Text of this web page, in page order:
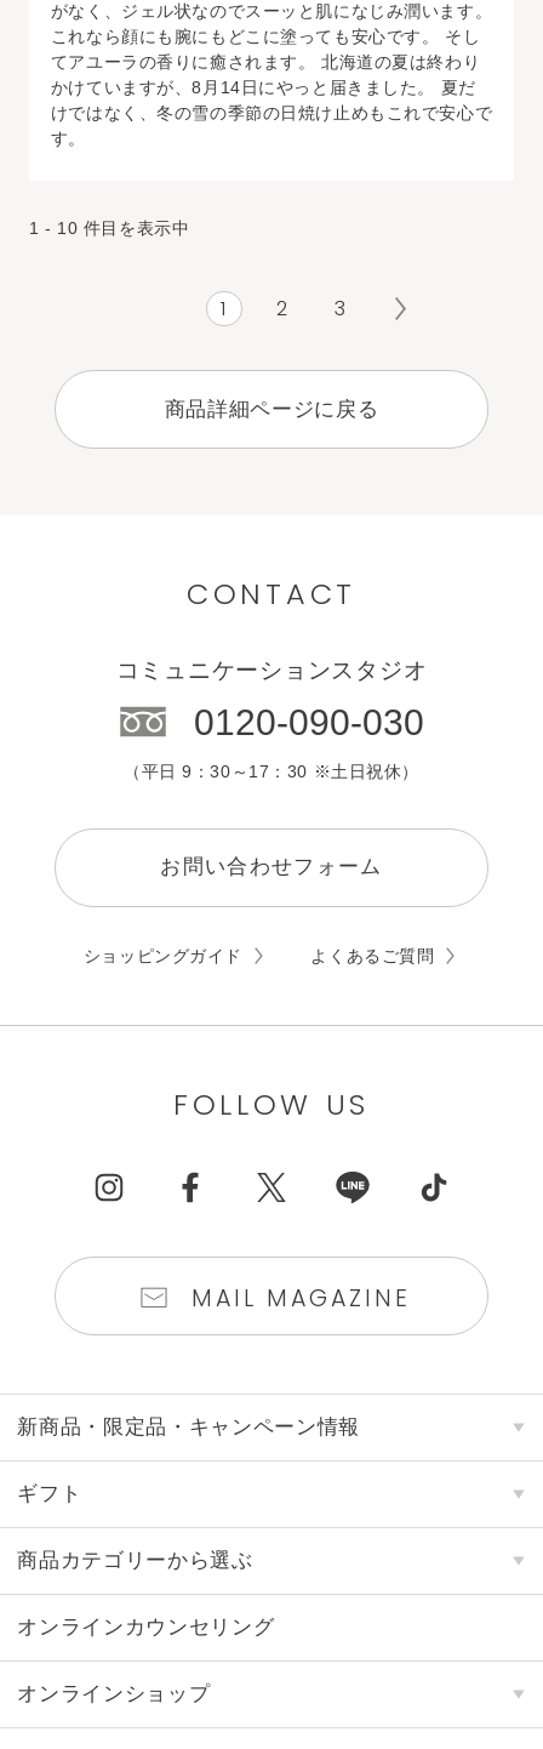
がなく、ジェル状なのでスーッと肌になじみ潤います。
これなら顔にも腕にもどこに塗っても安心です。 そし
てアユーラの香りに癒されます。 北海道の夏は終わり
かけていますが、8月14日にやっと届きました。 夏だ
けではなく、冬の雪の季節の日焼け止めもこれで安心で
す。
1 - 10 件目を表示中
1 2 3
商品詳細ページに戻る
CONTACT
コミュニケーションスタジオ
0120-090-030
（平日 9：30～17：30 ※土日祝休）
お問い合わせフォーム
ショッピングガイド よくあるご質問
FOLLOW US
MAIL MAGAZINE
新商品・限定品・キャンペーン情報
ギフト
商品カテゴリーから選ぶ
オンラインカウンセリング
オンラインショップ